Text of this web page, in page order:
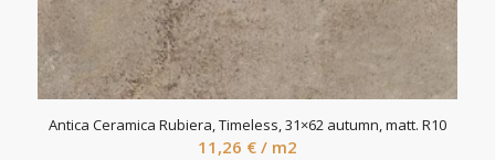
Antica Ceramica Rubiera, Timeless, 31×62 autumn, matt. R10
11,26 € / m2